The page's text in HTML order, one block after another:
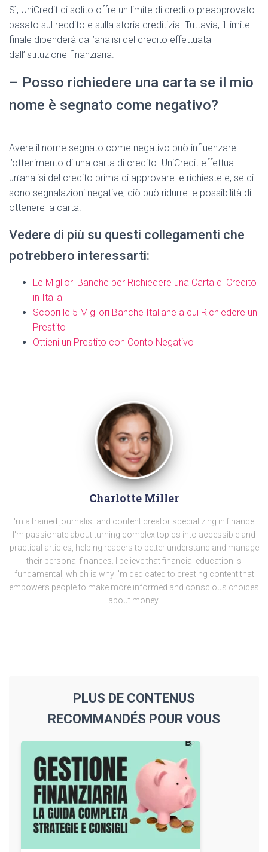
Sì, UniCredit di solito offre un limite di credito preapprovato
basato sul reddito e sulla storia creditizia. Tuttavia, il limite
finale dipenderà dall’analisi del credito effettuata
dall’istituzione finanziaria.
– Posso richiedere una carta se il mio
nome è segnato come negativo?
Avere il nome segnato come negativo può influenzare
l’ottenimento di una carta di credito. UniCredit effettua
un’analisi del credito prima di approvare le richieste e, se ci
sono segnalazioni negative, ciò può ridurre le possibilità di
ottenere la carta.
Vedere di più su questi collegamenti che
potrebbero interessarti:
Le Migliori Banche per Richiedere una Carta di Credito
in Italia
Scopri le 5 Migliori Banche Italiane a cui Richiedere un
Prestito
Ottieni un Prestito con Conto Negativo
Charlotte Miller
I'm a trained journalist and content creator specializing in finance.
I'm passionate about turning complex topics into accessible and
practical articles, helping readers to better understand and manage
their personal finances. I believe that financial education is
fundamental, which is why I'm dedicated to creating content that
empowers people to make more informed and conscious choices
about money.
PLUS DE CONTENUS
RECOMMANDÉS POUR VOUS